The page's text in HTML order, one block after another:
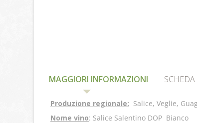
MAGGIORI INFORMAZIONI
Produzione regionale: Salice, Veglie,
Nome vino: Salice Salentino DOP Bianco